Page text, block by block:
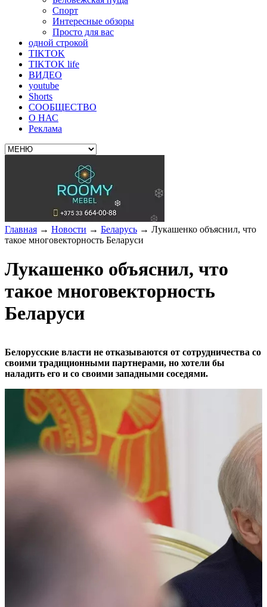
Спорт
Интересные обзоры
Просто для вас
одной строкой
TIKTOK
TIKTOK life
ВИДЕО
youtube
Shorts
СООБЩЕСТВО
О НАС
Реклама
Главная → Новости → Беларусь → Лукашенко объяснил, что
такое многовекторность Беларуси
Лукашенко объяснил, что
такое многовекторность
Беларуси
Белорусские власти не отказываются от сотрудничества со
своими традиционными партнерами, но хотели бы
наладить его и со своими западными соседями.